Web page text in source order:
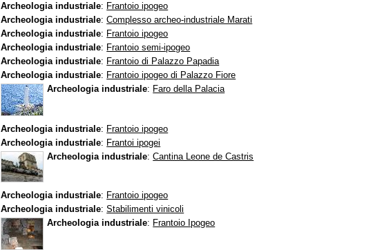
Archeologia industriale: Frantoio ipogeo
Archeologia industriale:Complesso archeo-industriale Marati
Archeologia industriale: Frantoio ipogeo
Archeologia industriale: Frantoio semi-ipogeo
Archeologia industriale: Frantoio di Palazzo Papadia
Archeologia industriale: Frantoio ipogeo di Palazzo Fiore
Archeologia industriale: Faro della Palacia
Archeologia industriale: Frantoio ipogeo
Archeologia industriale: Frantoi ipogei
Archeologia industriale:Cantina Leone de Castris
Archeologia industriale: Frantoio ipogeo
Archeologia industriale:Stabilimenti vinicoli
Archeologia industriale: Frantoio Ipogeo